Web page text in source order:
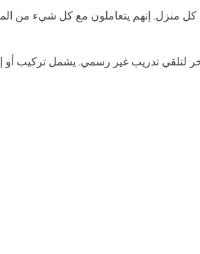
كل منزل. إنهم يتعاملون مع كل شيء من
لتلقي تدريب غير رسمي. يشمل تركيب أو